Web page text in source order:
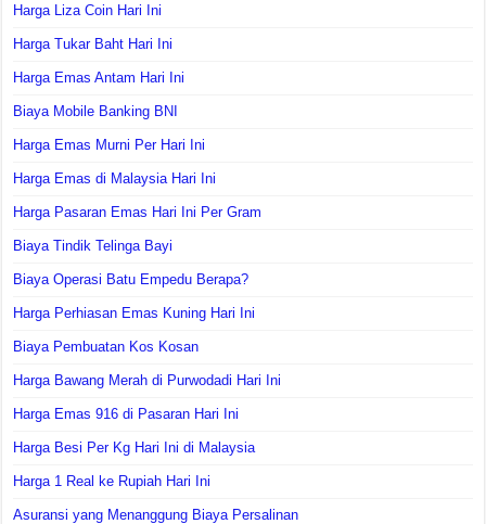
Harga Liza Coin Hari Ini
Harga Tukar Baht Hari Ini
Harga Emas Antam Hari Ini
Biaya Mobile Banking BNI
Harga Emas Murni Per Hari Ini
Harga Emas di Malaysia Hari Ini
Harga Pasaran Emas Hari Ini Per Gram
Biaya Tindik Telinga Bayi
Biaya Operasi Batu Empedu Berapa?
Harga Perhiasan Emas Kuning Hari Ini
Biaya Pembuatan Kos Kosan
Harga Bawang Merah di Purwodadi Hari Ini
Harga Emas 916 di Pasaran Hari Ini
Harga Besi Per Kg Hari Ini di Malaysia
Harga 1 Real ke Rupiah Hari Ini
Asuransi yang Menanggung Biaya Persalinan